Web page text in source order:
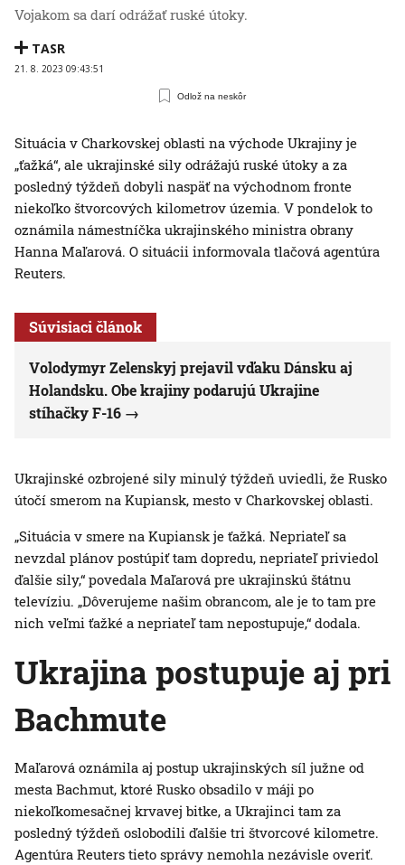
Vojakom sa darí odrážať ruské útoky.
TASR
21. 8. 2023 09:43:51
Odlož na neskôr
Situácia v Charkovskej oblasti na východe Ukrajiny je
„ťažká“, ale ukrajinské sily odrážajú ruské útoky a za
posledný týždeň dobyli naspäť na východnom fronte
niekoľko štvorcových kilometrov územia. V pondelok to
oznámila námestníčka ukrajinského ministra obrany
Hanna Maľarová. O situácii informovala tlačová agentúra
Reuters.
Súvisiaci článok
Volodymyr Zelenskyj prejavil vďaku Dánsku aj
Holandsku. Obe krajiny podarujú Ukrajine
stíhačky F-16
Ukrajinské ozbrojené sily minulý týždeň uviedli, že Rusko
útočí smerom na Kupiansk, mesto v Charkovskej oblasti.
„Situácia v smere na Kupiansk je ťažká. Nepriateľ sa
nevzdal plánov postúpiť tam dopredu, nepriateľ priviedol
ďalšie sily,“ povedala Maľarová pre ukrajinskú štátnu
televíziu. „Dôverujeme našim obrancom, ale je to tam pre
nich veľmi ťažké a nepriateľ tam nepostupuje,“ dodala.
Ukrajina postupuje aj pri
Bachmute
Maľarová oznámila aj postup ukrajinských síl južne od
mesta Bachmut, ktoré Rusko obsadilo v máji po
niekoľkomesačnej krvavej bitke, a Ukrajinci tam za
posledný týždeň oslobodili ďalšie tri štvorcové kilometre.
Agentúra Reuters tieto správy nemohla nezávisle overiť.